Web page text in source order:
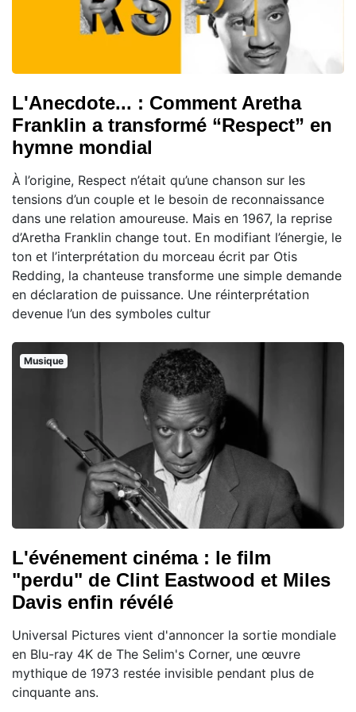
L'Anecdote... : Comment Aretha
Franklin a transformé “Respect” en
hymne mondial
À l’origine, Respect n’était qu’une chanson sur les
tensions d’un couple et le besoin de reconnaissance
dans une relation amoureuse. Mais en 1967, la reprise
d’Aretha Franklin change tout. En modifiant l’énergie, le
ton et l’interprétation du morceau écrit par Otis
Redding, la chanteuse transforme une simple demande
en déclaration de puissance. Une réinterprétation
devenue l’un des symboles cultur
Musique
L'événement cinéma : le film
"perdu" de Clint Eastwood et Miles
Davis enfin révélé
Universal Pictures vient d'annoncer la sortie mondiale
en Blu-ray 4K de The Selim's Corner, une œuvre
mythique de 1973 restée invisible pendant plus de
cinquante ans.